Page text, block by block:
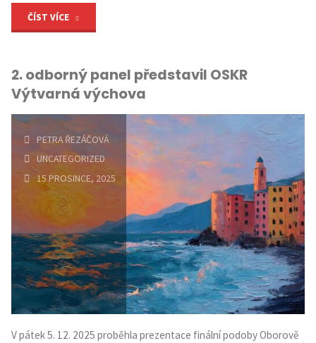
ČÍST VÍCE
2. odborný panel představil OSKR
Výtvarná výchova
PETRA ŘEZÁČOVÁ
UNCATEGORIZED
15 PROSINCE, 2025
V pátek 5. 12. 2025 proběhla prezentace finální podoby Oborově